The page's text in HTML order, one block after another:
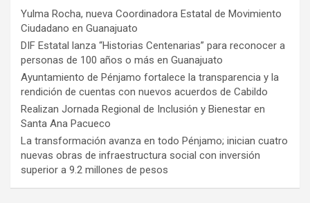
Yulma Rocha, nueva Coordinadora Estatal de Movimiento
Ciudadano en Guanajuato
DIF Estatal lanza “Historias Centenarias” para reconocer a
personas de 100 años o más en Guanajuato
Ayuntamiento de Pénjamo fortalece la transparencia y la
rendición de cuentas con nuevos acuerdos de Cabildo
Realizan Jornada Regional de Inclusión y Bienestar en
Santa Ana Pacueco
La transformación avanza en todo Pénjamo; inician cuatro
nuevas obras de infraestructura social con inversión
superior a 9.2 millones de pesos